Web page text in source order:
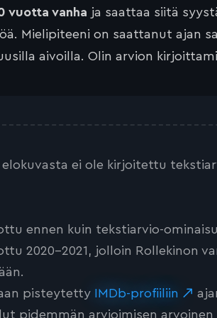
vuotta vanha ja saattaa siitä
Mielipiteeni on saattanut ajan
aivoilla. Olin arvion
ei ole kirjoitettu
ennen kuin tekstiarvio-
2020-2021, jolloin Rollekinon
pisteytetty IMDb-profiiliin
pidemmän arvioimisen